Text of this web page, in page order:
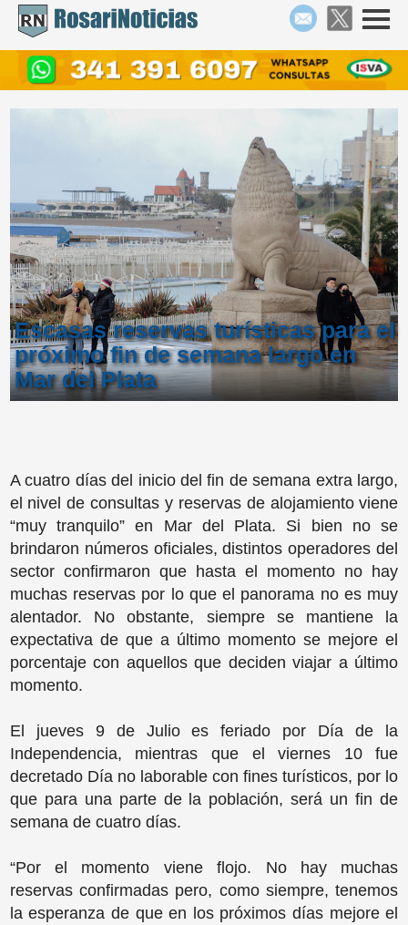
Escasas reservas turísticas para el
próximo fin de semana largo en
Mar del Plata
A cuatro días del inicio del fin de semana extra largo,
el nivel de consultas y reservas de alojamiento viene
“muy tranquilo” en Mar del Plata. Si bien no se
brindaron números oficiales, distintos operadores del
sector confirmaron que hasta el momento no hay
muchas reservas por lo que el panorama no es muy
alentador. No obstante, siempre se mantiene la
expectativa de que a último momento se mejore el
porcentaje con aquellos que deciden viajar a último
momento.
El jueves 9 de Julio es feriado por Día de la
Independencia, mientras que el viernes 10 fue
decretado Día no laborable con fines turísticos, por lo
que para una parte de la población, será un fin de
semana de cuatro días.
“Por el momento viene flojo. No hay muchas
reservas confirmadas pero, como siempre, tenemos
la esperanza de que en los próximos días mejore el